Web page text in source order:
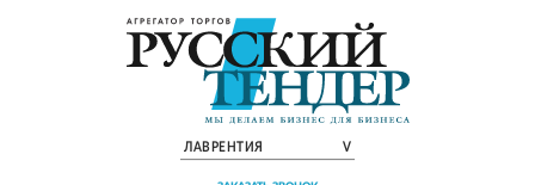
ЛАВРЕНТИЯ V